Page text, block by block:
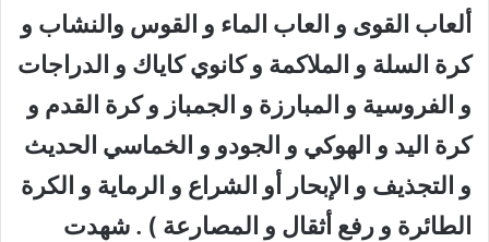
ألعاب القوى و العاب الماء و القوس والنشاب و
كرة السلة و الملاكمة و كانوي كاياك و الدراجات
و الفروسية و المبارزة و الجمباز و كرة القدم و
كرة اليد و الهوكي و الجودو و الخماسي الحديث
و التجذيف و الإبحار أو الشراع و الرماية و الكرة
الطائرة و رفع أثقال و المصارعة ) . شهدت